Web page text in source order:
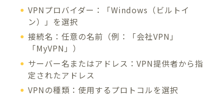
VPNプロバイダー：「Windows（ビルトイ
ン）」を選択
接続名：任意の名前（例：「会社VPN」
「MyVPN」）
サーバー名またはアドレス：VPN提供者から指
定されたアドレス
VPNの種類：使用するプロトコルを選択